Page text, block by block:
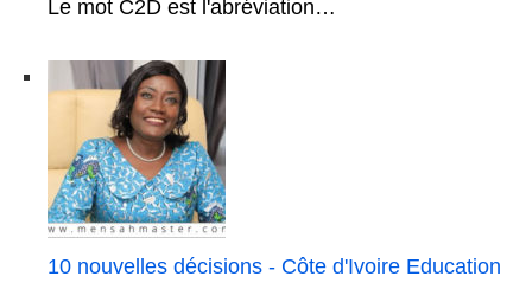
Le mot C2D est l'abréviation…
10 nouvelles décisions - Côte d'Ivoire Education